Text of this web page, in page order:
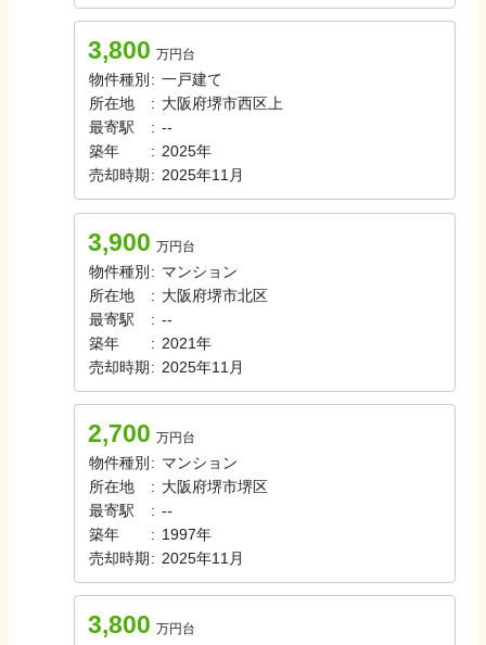
3,800 万円台
物件種別 : 一戸建て
所在地
: 大阪府堺市西区上
最寄駅
: --
築年
: 2025年
売却時期 : 2025年11月
3,900 万円台
物件種別 : マンション
所在地
: 大阪府堺市北区
最寄駅
: --
築年
: 2021年
売却時期 : 2025年11月
2,700 万円台
物件種別 : マンション
所在地
: 大阪府堺市堺区
最寄駅
: --
築年
: 1997年
売却時期 : 2025年11月
3,800 万円台